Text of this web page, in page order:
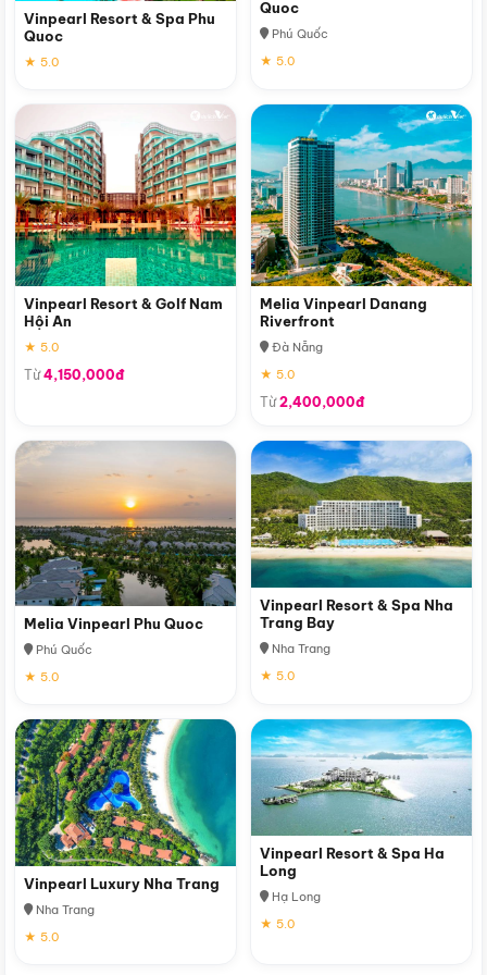
Vinpearl Resort & Spa Phu
Quoc
★ 5.0
Quoc
Phú Quốc
★ 5.0
Vinpearl Resort & Golf Nam
Hội An
★ 5.0
Từ4,150,000đ
Melia Vinpearl Danang
Riverfront
Đà Nẵng
★ 5.0
Từ2,400,000đ
Melia Vinpearl Phu Quoc
Phú Quốc
★ 5.0
Vinpearl Resort & Spa Nha
Trang Bay
Nha Trang
★ 5.0
Vinpearl Luxury Nha Trang
Nha Trang
★ 5.0
Vinpearl Resort & Spa Ha
Long
Hạ Long
★ 5.0